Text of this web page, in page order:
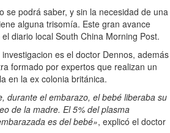
se podrá saber, y sin la necesidad de una
alguna trisomía. Este gran avance
diario local South China Morning Post.
es el doctor Dennos, además
formado por expertos que realizan un
en la ex colonia británica.
durante el embarazo, el bebé liberaba su
de la madre. El 5% del plasma
es del bebé», explicó el doctor